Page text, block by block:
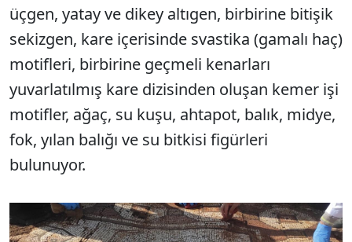
üçgen, yatay ve dikey altıgen, birbirine bitişik
sekizgen, kare içerisinde svastika (gamalı haç)
motifleri, birbirine geçmeli kenarları
yuvarlatılmış kare dizisinden oluşan kemer işi
motifler, ağaç, su kuşu, ahtapot, balık, midye,
fok, yılan balığı ve su bitkisi figürleri
bulunuyor.